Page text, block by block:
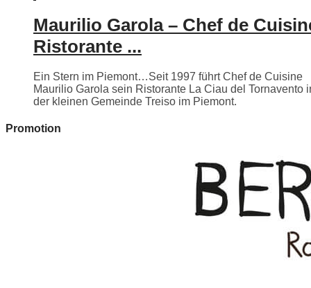
Maurilio Garola – Chef de
Ristorante ...
Ein Stern im Piemont…Seit 1997 führt Chef de Cuisine
Maurilio Garola sein Ristorante La Ciau del Tornavento
der kleinen Gemeinde Treiso im Piemont.
Promotion